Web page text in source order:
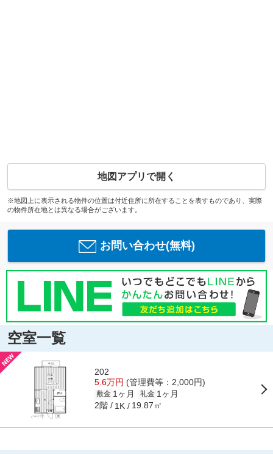
地図アプリで開く
※地図上に表示される物件の位置は付近住所に所在することを表すものであり、実際
の物件所在地とは異なる場合がございます。
お問い合わせ(無料)
空室一覧
202
5.6万円 (管理費等：2,000円)
敷金 1ヶ月 礼金 1ヶ月
2階 1K 19.87㎡